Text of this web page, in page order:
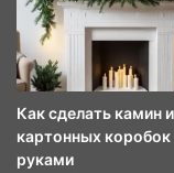
Как сделать камин
картонных
руками